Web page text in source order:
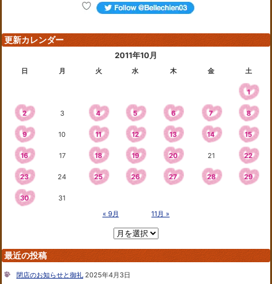
更新カレンダー
2011年10月
日 月 火 水 木 金 土
1
2 3 4 5 6 7 8
9 10 11 12 13 14 15
16 17 18 19 20 21 22
23 24 25 26 27 28 29
30
31
« 9月
11月 »
最近の投稿
閉店のお知らせと御礼 2025年4月3日